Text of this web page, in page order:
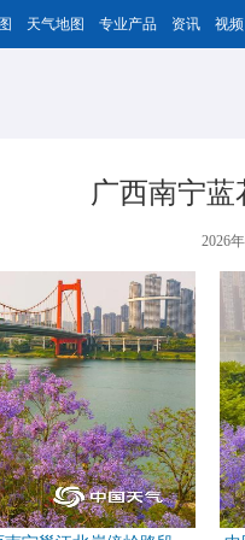
天气地图 专业产品 资讯 视频
广西南宁
2026